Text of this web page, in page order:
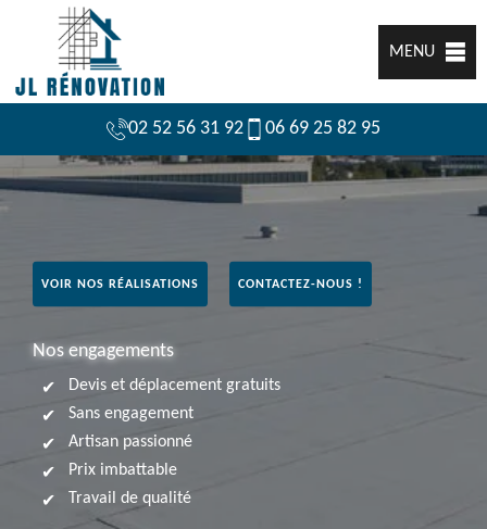
MENU
02 52 56 31 92 06 69 25 82 95
VOIR NOS RÉALISATIONS CONTACTEZ-NOUS !
Nos engagements
Devis et déplacement gratuits
Sans engagement
Artisan passionné
Prix imbattable
Travail de qualité